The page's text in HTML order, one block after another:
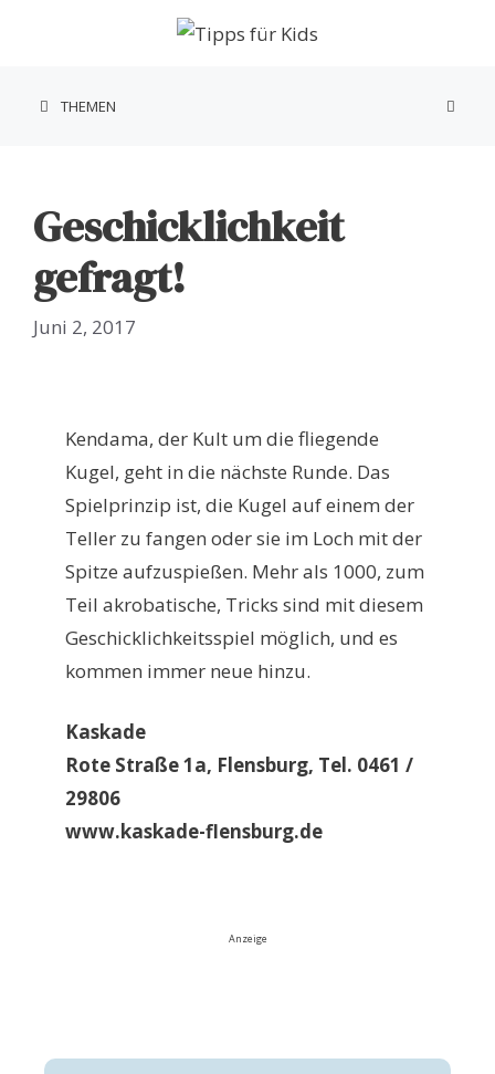
THEMEN
Geschicklichkeit
gefragt!
Juni 2, 2017
Kendama, der Kult um die fliegende
Kugel, geht in die nächste Runde. Das
Spielprinzip ist, die Kugel auf einem der
Teller zu fangen oder sie im Loch mit der
Spitze aufzuspießen. Mehr als 1000, zum
Teil akrobatische, Tricks sind mit diesem
Geschicklichkeitsspiel möglich, und es
kommen immer neue hinzu.
Kaskade
Rote Straße 1a, Flensburg, Tel. 0461 /
29806
www.kaskade-flensburg.de
Anzeige